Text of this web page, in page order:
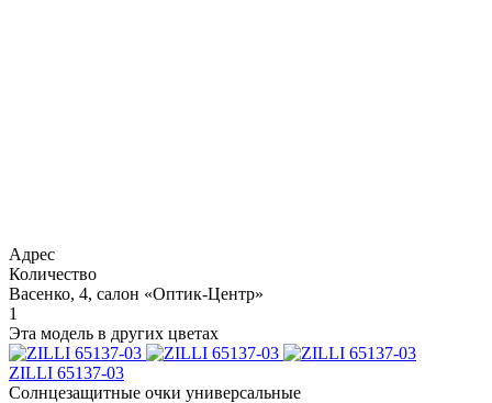
Адрес
Количество
Васенко, 4, салон «Оптик-Центр»
1
Эта модель в других цветах
ZILLI 65137-03
Солнцезащитные очки универсальные